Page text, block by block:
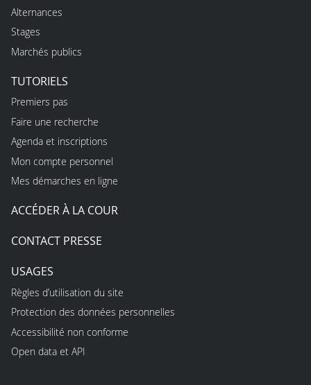
Alternances
Stages
Marchés publics
TUTORIELS
Premiers pas
Faire une recherche
Agenda et inscriptions
Mon compte personnel
Mes démarches en ligne
ACCÉDER À LA COUR
CONTACT PRESSE
USAGES
Règles d’utilisation du site
Protection des données personnelles
Accessibilité non conforme
Open data et API